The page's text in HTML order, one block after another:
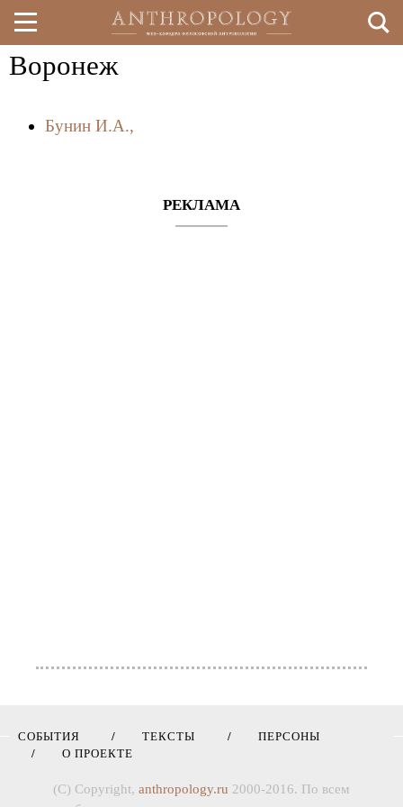
Перейти
основному
Воронеж
Бунин И.А.,
РЕКЛАМА
СОБЫТИЯ ТЕКСТЫ
ПЕРСОНЫ
О ПРОЕКТЕ
(C) Copyright, anthropology.ru 2000-2016. По всем